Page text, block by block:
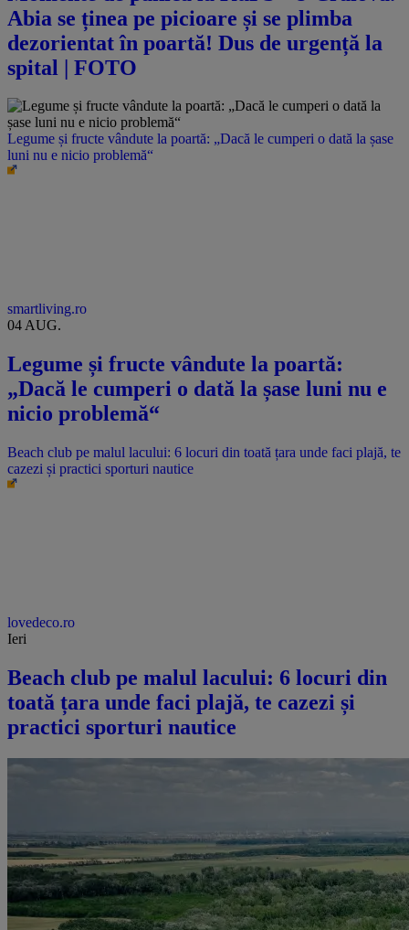
Abia se ținea pe picioare și se plimba
dezorientat în poartă! Dus de urgență la
spital | FOTO
Legume și fructe vândute la poartă: „Dacă le cumperi o dată la șase
luni nu e nicio problemă“
smartliving.ro
04 AUG.
Legume și fructe vândute la poartă:
„Dacă le cumperi o dată la șase luni nu e
nicio problemă“
Beach club pe malul lacului: 6 locuri din toată țara unde faci plajă, te
cazezi și practici sporturi nautice
lovedeco.ro
Ieri
Beach club pe malul lacului: 6 locuri din
toată țara unde faci plajă, te cazezi și
practici sporturi nautice